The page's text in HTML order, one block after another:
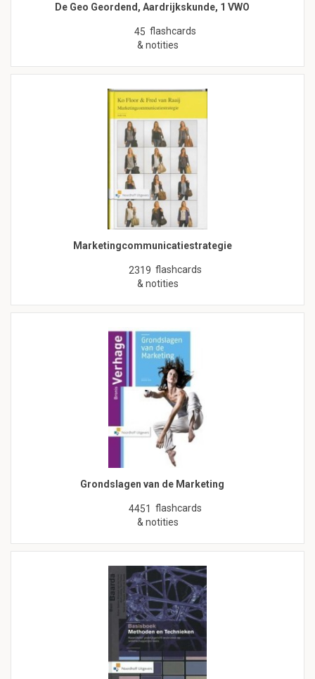
De Geo Geordend, Aardrijkskunde, 1 VWO
45 flashcards
& notities
Marketingcommunicatiestrategie
2319 flashcards
& notities
Grondslagen van de Marketing
4451 flashcards
& notities